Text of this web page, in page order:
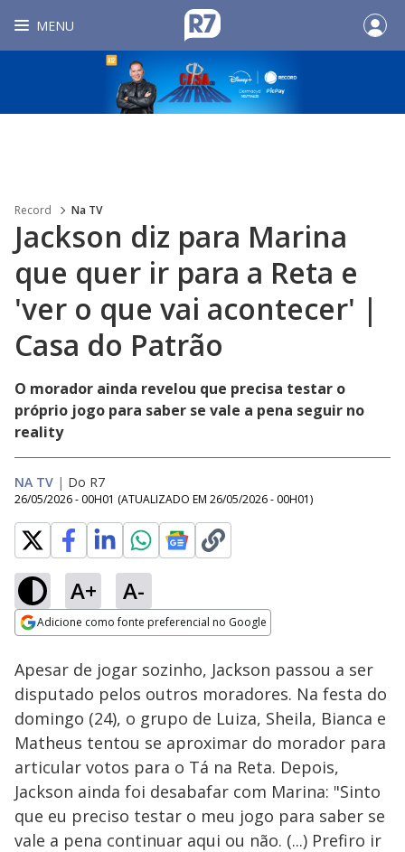
MENU
Record Na TV
Jackson diz para Marina
que quer ir para a Reta e
'ver o que vai acontecer' |
Casa do Patrão
O morador ainda revelou que precisa testar o
próprio jogo para saber se vale a pena seguir no
reality
NA TV | Do R7
26/05/2026 - 00H01 (ATUALIZADO EM 26/05/2026 - 00H01)
A+ A-
Adicione como fonte preferencial no Google
Ativar
Loaded :
15.33%
Apesar de jogar sozinho, Jackson passou a ser
disputado pelos outros moradores. Na festa do
domingo (24), o grupo de Luiza, Sheila, Bianca e
Matheus tentou se aproximar do morador para
articular votos para o Tá na Reta. Depois,
Jackson ainda foi desabafar com Marina: "Sinto
que eu preciso testar o meu jogo para saber se
vale a pena continuar aqui ou não. (...) Prefiro ir